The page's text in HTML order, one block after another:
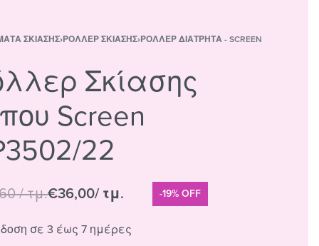
ΣΚΊΑΣΗΣ›ΡΌΛΛΕΡ ΣΚΊΑΣΗΣ›ΡΌΛΛΕΡ ΔΙΆΤΡΗΤΑ - SCREEN
Σκίασης
Screen
22
/ τμ.€36,00/ τμ. -19% OFF
σε 3 έως 7 ημέρες